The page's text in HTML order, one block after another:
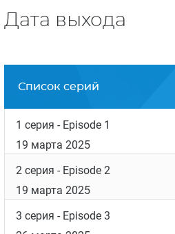
Дата выхода
Список серий
1 серия - Episode 1
19 марта 2025
2 серия - Episode 2
19 марта 2025
3 серия - Episode 3